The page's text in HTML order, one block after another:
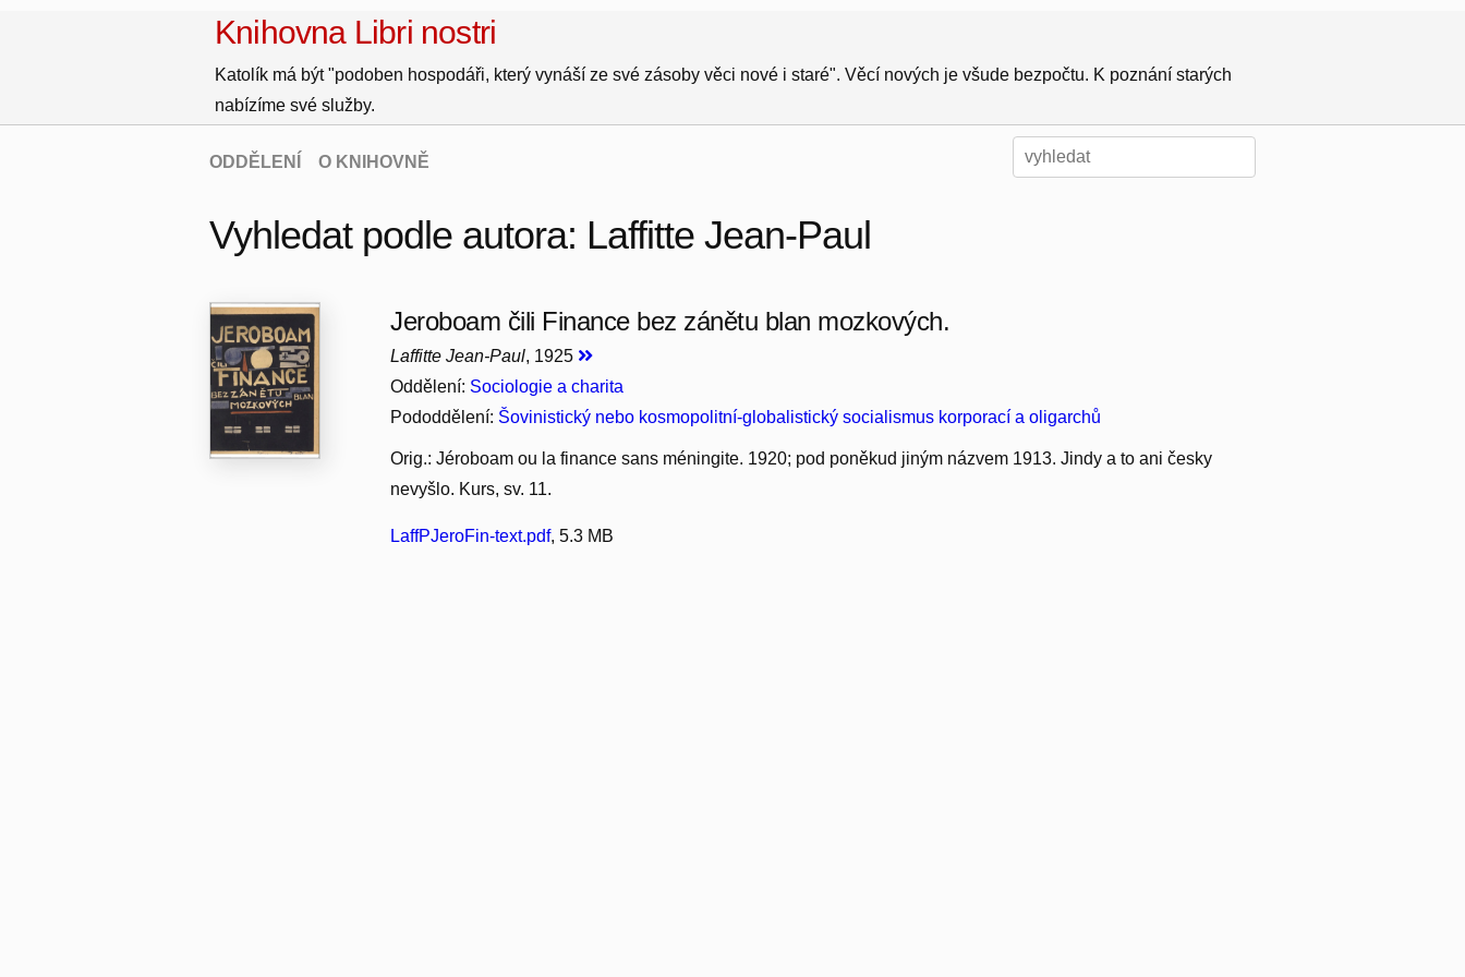
Knihovna Libri nostri
Katolík má být "podoben hospodáři, který vynáší ze své zásoby věci nové i staré". Věcí nových je všude bezpočtu. K poznání starých
nabízíme své služby.
ODDĚLENÍ O KNIHOVNĚ
Vyhledat podle autora: Laffitte Jean-Paul
Jeroboam čili Finance bez zánětu blan mozkových.
Laffitte Jean-Paul, 1925
Oddělení: Sociologie a charita
Pododdělení: Šovinistický nebo kosmopolitní-globalistický socialismus korporací a oligarchů
Orig.: Jéroboam ou la finance sans méningite. 1920; pod poněkud jiným názvem 1913. Jindy a to ani česky
nevyšlo. Kurs, sv. 11.
LaffPJeroFin-text.pdf, 5.3 MB